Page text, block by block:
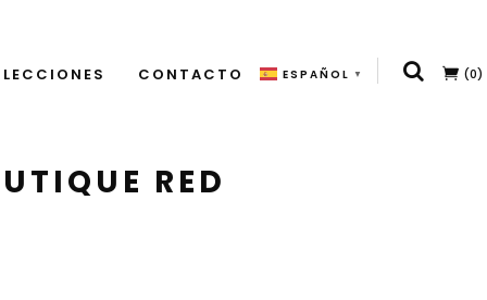
CONTACTO ESPAÑOL ▼ (0)
RED